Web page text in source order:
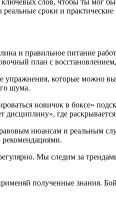
сроки и практические
и правильное питание
план с
упражнения, которые можно
шума.
новичок в боксе»
где
нюансам и реальным
Мы следим за
полученные знания.